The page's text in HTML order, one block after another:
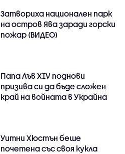
Затвориха национален парк
на остров Ява заради горски
пожар (ВИДЕО)
Папа Лъв XIV поднови
призива си да бъде сложен
край на войната в Украйна
Уитни Хюстън беше
почетена със своя кукла